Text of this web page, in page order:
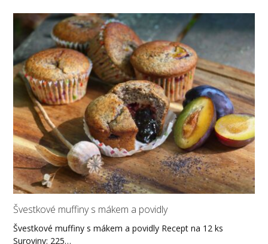
Švestkové muffiny s mákem a povidly
Švestkové muffiny s mákem a povidly Recept na 12 ks
Suroviny: 225…